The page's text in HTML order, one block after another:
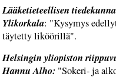
Lääketieteellisen
Ylikorkala: "Kysymys
täytetty liköörillä".
Helsingin yliopiston
Hannu Alho: "Sokeri- ja